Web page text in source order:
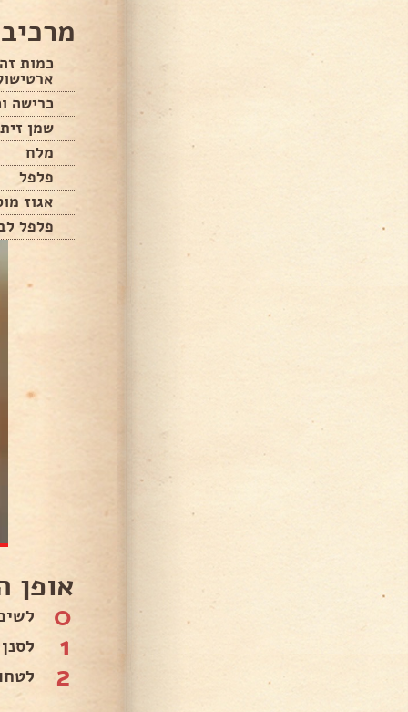
כמות
כרישה
שמן זית
מלח
פלפל
אגוז
פלפל
אופן
0
1
2